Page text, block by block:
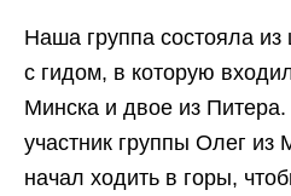
Наша группа состояла из
с гидом, в которую
Минска и двое из
участник группы Олег из
начал ходить в горы,